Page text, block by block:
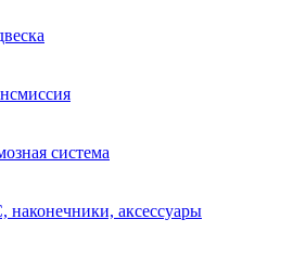
система
аксессуары